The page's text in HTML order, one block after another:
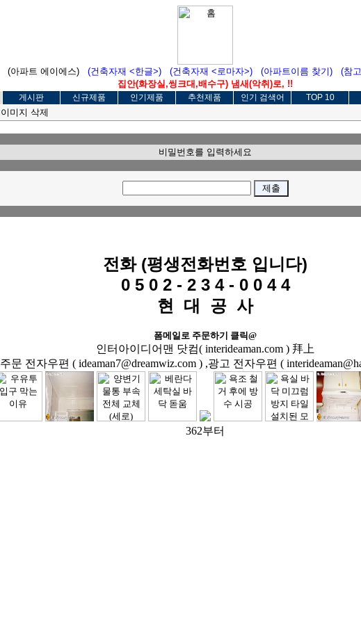
(아파트 에이에스) (건축자재 <한글>) (건축자재 <로마자>) (아파트이름 찾기)
(참
집안(화장실,씽크대,배수구) 냄새(악취)로, !!
게시판 신규제품 인기제품 추천제품 인기 검색어 TOP 10
이미지 삭제
비밀번호를 입력하세요
전화 (평생전화번호 입니다)
0 5 0 2 - 2 3 4 - 0 0 4 4
현 대 공 사
폼메일로 주문하기 클릭@
인터아이디어맨 닷컴( interideaman.com ) 拜上
주문 전자우편 ( ideaman7@dreamwiz.com ) ,광고 전자우편 (
362부터